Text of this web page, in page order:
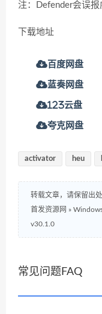
注：Defender会误报
下载地址
百度网盘
蓝奏网盘
123云盘
夸克网盘
activator heu
转载文章，请保留出
首发资源网 »
v30.1.0
常见问题FAQ